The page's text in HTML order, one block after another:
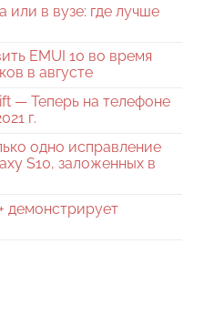
или в вузе: где лучше
EMUI 10 во время
в августе
— Теперь на телефоне
г.
одно исправление
S10, заложенных в
демонстрирует